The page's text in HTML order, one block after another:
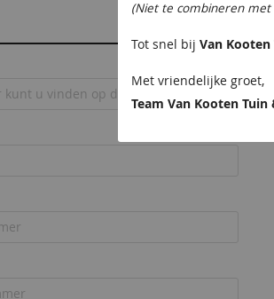
(Niet te combineren met
Tot snel bij Van
Met vriendelijke groet,
Team Van Kooten